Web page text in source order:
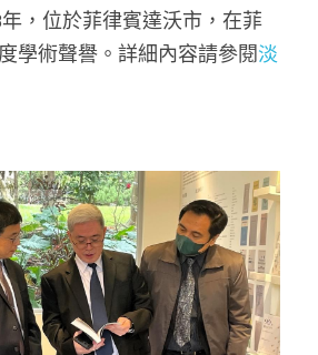
，位於菲律賓達沃市，在菲
學術聲譽。 詳細內容請參閱淡